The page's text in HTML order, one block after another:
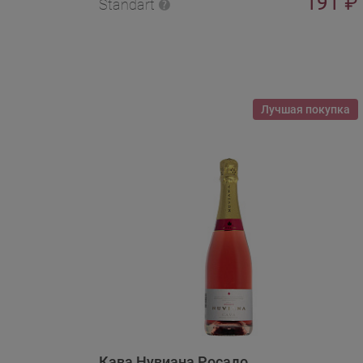
Standart
Лучшая покупка